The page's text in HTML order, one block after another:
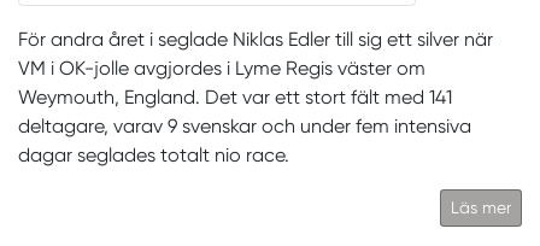
För andra året i seglade Niklas Edler till sig ett silver när
VM i OK-jolle avgjordes i Lyme Regis väster om
Weymouth, England. Det var ett stort fält med 141
deltagare, varav 9 svenskar och under fem intensiva
dagar seglades totalt nio race.
Läs mer